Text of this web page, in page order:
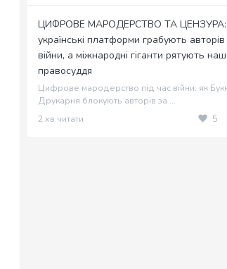
ЦИФРОВЕ МАРОДЕРСТВО ТА ЦЕНЗУРА:
українські платформи грабують авторів
війни, а міжнародні гіганти рятують
правосуддя
Цифрове мародерство під час війни: як
Друкарня блокують авторів за ...
2 хв читати
5